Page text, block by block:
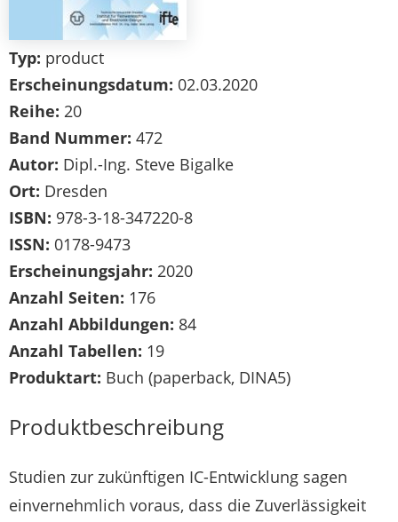
Typ: product
Erscheinungsdatum: 02.03.2020
Reihe: 20
Band Nummer: 472
Autor: Dipl.-Ing. Steve Bigalke
Ort: Dresden
ISBN: 978-3-18-347220-8
ISSN: 0178-9473
Erscheinungsjahr: 2020
Anzahl Seiten: 176
Anzahl Abbildungen: 84
Anzahl Tabellen: 19
Produktart: Buch (paperback, DINA5)
Produktbeschreibung
Studien zur zukünftigen IC-Entwicklung sagen
einvernehmlich voraus, dass die Zuverlässigkeit